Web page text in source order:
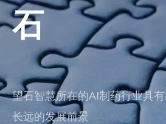
石
望石智慧所在的AI制药行业具
长远的发展前景